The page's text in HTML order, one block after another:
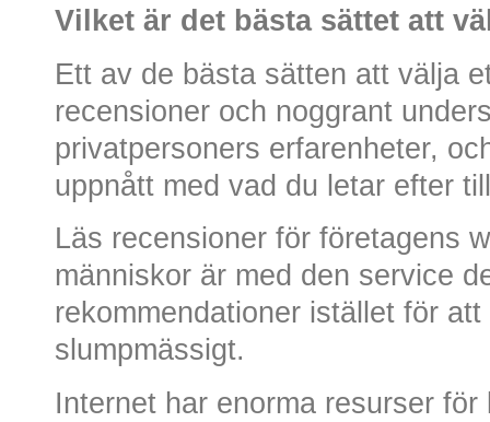
Vilket är det bästa sättet att
Ett av de bästa sätten att välja
recensioner och noggrant
privatpersoners erfarenheter,
uppnått med vad du letar efter
Läs recensioner för företagens
människor är med den service
rekommendationer istället för
slumpmässigt.
Internet har enorma resurser